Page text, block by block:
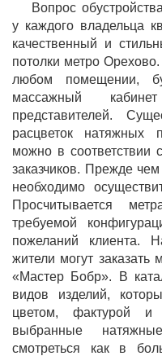
Вопрос
у каждого владельца
качественный и
потолки метро
любом помещении,
массажный
представителей.
расцветок натяжных
можно в соответствии
заказчиков. Прежде
необходимо
Просчитывается
требуемой
пожеланий клиента.
жители могут
«Мастер Бобр». В
видов изделий,
цветом, фактурой
выбранные
смотреться как в